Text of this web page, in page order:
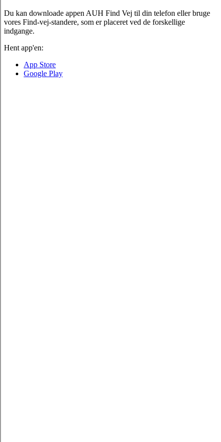
Du kan downloade appen AUH Find Vej til din telefon eller bruge
vores Find-vej-standere, som er placeret ved de forskellige
indgange.
Hent app'en:
App Store
Google Play